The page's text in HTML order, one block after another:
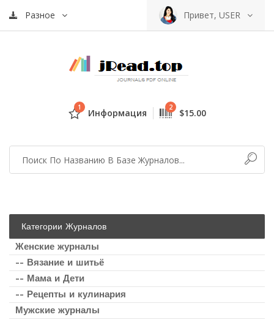
Разное Привет, USER
1 Информация 2 $15.00
Категории Журналов
Женские журналы
-- Вязание и шитьё
-- Мама и Дети
-- Рецепты и кулинария
Мужские журналы